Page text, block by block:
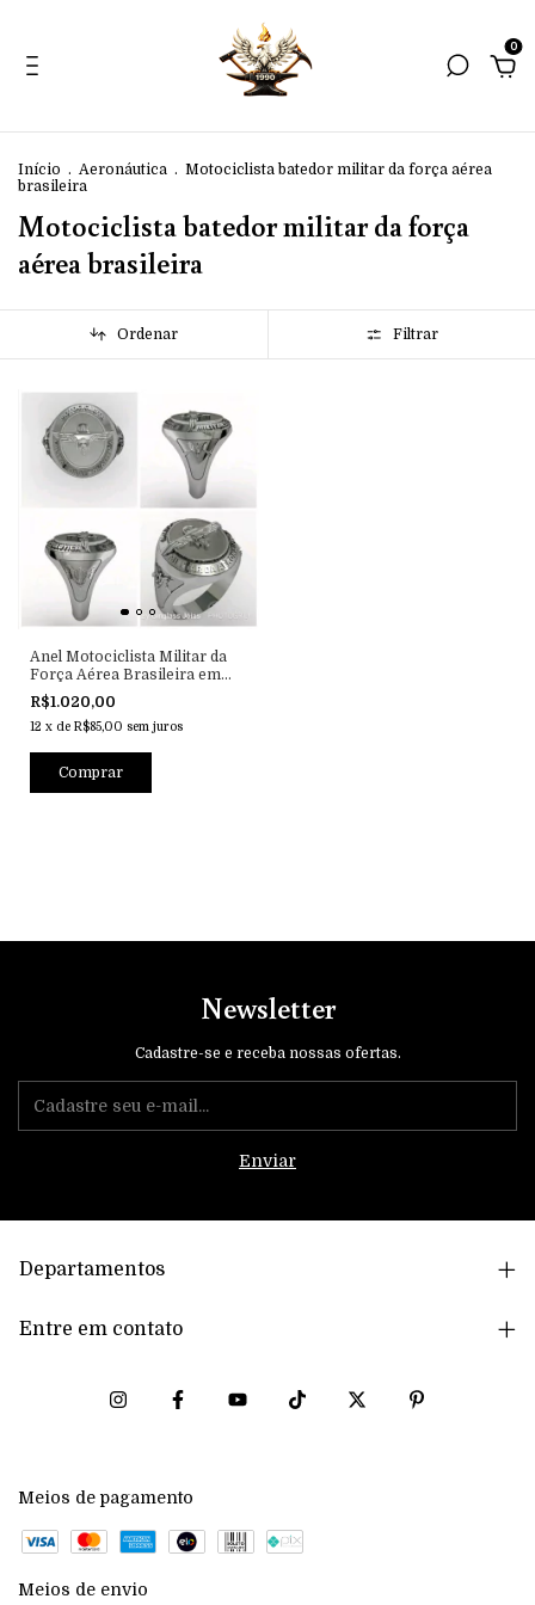
0
Início . Aeronáutica . Motociclista batedor militar da força aérea
brasileira
Motociclista batedor militar da força
aérea brasileira
Ordenar Filtrar
Anel Motociclista Militar da
Força Aérea Brasileira em
Prata
R$1.020,00
12 x de R$85,00 sem juros
Newsletter
Cadastre-se e receba nossas ofertas.
Departamentos
Entre em contato
Meios de pagamento
Meios de envio